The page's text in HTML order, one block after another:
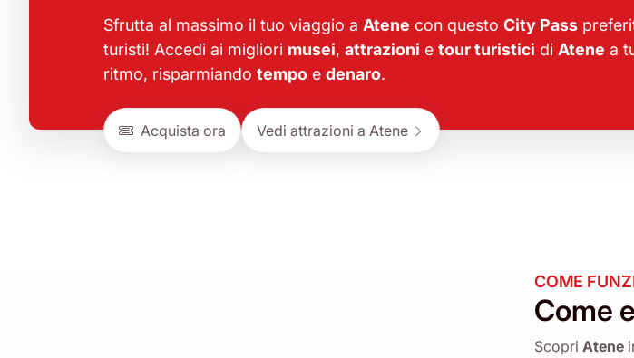
Sfrutta al massimo il tuo viaggio a Atene con questo City Pass
turisti! Accedi ai migliori musei, attrazioni e tour turistici di Atene a
ritmo, risparmiando tempo e denaro.
Acquista ora Vedi attrazioni a Atene
COME
Come
Scopri Atene